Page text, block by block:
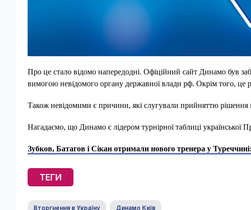
Про це стало відомо напередодні. Офіційний сайт Динамо був
вимогою невідомого органу державної влади рф. Окрім того, це
Також невідомими є причини, які слугували прийняттю рішення
Нагадаємо, що Динамо є лідером турнірної таблиці української
Зубков, Батагов і Сікан отримали нового тренера у
ТЕГИ
Вторгнення в Україну Динамо Київ